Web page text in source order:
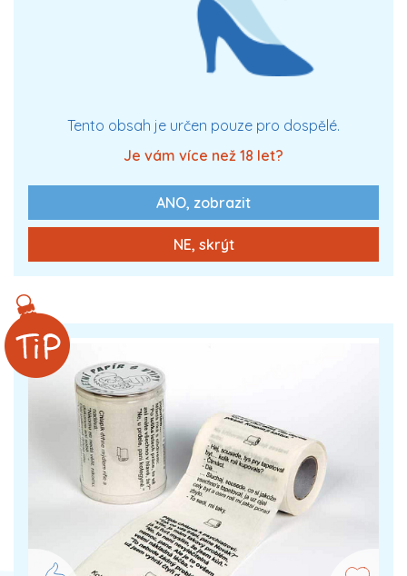
Tento obsah je určen pouze pro dospělé.
Je vám více než 18 let?
ANO, zobrazit
NE, skrýt